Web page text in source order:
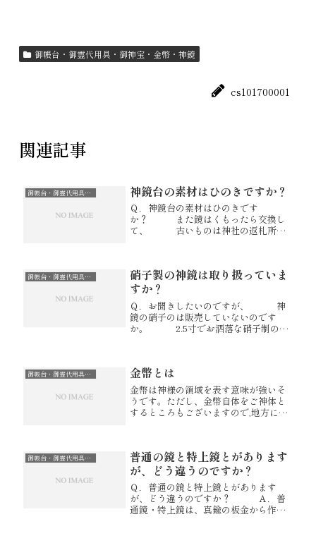
御帳台・御霊代用具・御神宝・金幣・神鏡
cs101700001
関連記事
御帳台・御霊代用具・御神宝・金幣・神鏡 神鏡台の素材はひのきですか？
Ｑ．神鏡台の素材はひのきです
か？ また鏡はくもったら交換し
て、 古いものは神社の返札所に
げが出来ないため お塩で清めて
いただき不燃物...
御帳台・御霊代用具・御神宝・金幣・神鏡
硝子製の神鏡は取り扱っていま
すか？
Ｑ．お聞きしたいのですが、 神
鏡の硝子のは販売していないのです
か。 2.5寸でお洒落な硝子制の神
ん。 弊社で販売しております鏡
は...
御帳台・御霊代用具・御神宝・金幣・神鏡 金幣とは
金幣は神様の領域を表す意味が強いそ
うです。ただし、金幣自体をご神体と
するところもございますので,地方によ
ページはこちらよりどうぞ。
御帳台・御霊代用具・御神宝・金幣・神鏡
普通の鏡と特上鏡とがあります
が、どう違うのですか？
Ｑ．普通の鏡と特上鏡とがあります
が、どう違うのですか？ Ａ．普
通鏡・特上鏡は、真鍮の板金から作ら